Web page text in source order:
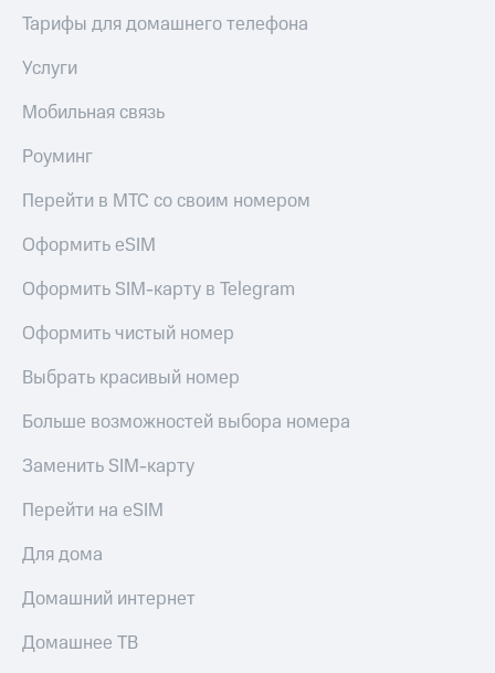
Тарифы для домашнего телефона
Услуги
Мобильная связь
Роуминг
Перейти в МТС со своим номером
Оформить eSIM
Оформить SIM-карту в Telegram
Оформить чистый номер
Выбрать красивый номер
Больше возможностей выбора номера
Заменить SIM-карту
Перейти на eSIM
Для дома
Домашний интернет
Домашнее ТВ